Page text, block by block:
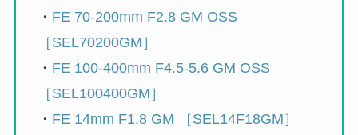
・ FE 70-200mm F2.8 GM OSS
［SEL70200GM］
・ FE 100-400mm F4.5-5.6 GM OSS
［SEL100400GM］
・ FE 14mm F1.8 GM ［SEL14F18GM］